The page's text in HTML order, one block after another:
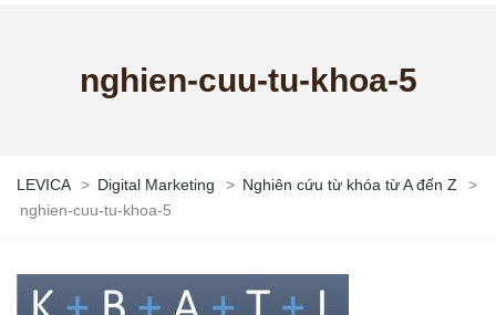
nghien-cuu-tu-khoa-5
LEVICA > Digital Marketing > Nghiên cứu từ khóa từ A đến Z
>
nghien-cuu-tu-khoa-5